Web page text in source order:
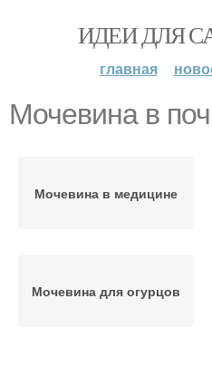
ИДЕИ ДЛЯ
главная
Мочевина в
Мочевина в медицине
Мочевина для огурцов